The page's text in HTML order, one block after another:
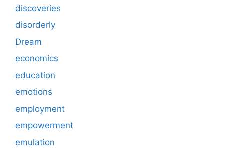
discoveries
disorderly
Dream
economics
education
emotions
employment
empowerment
emulation